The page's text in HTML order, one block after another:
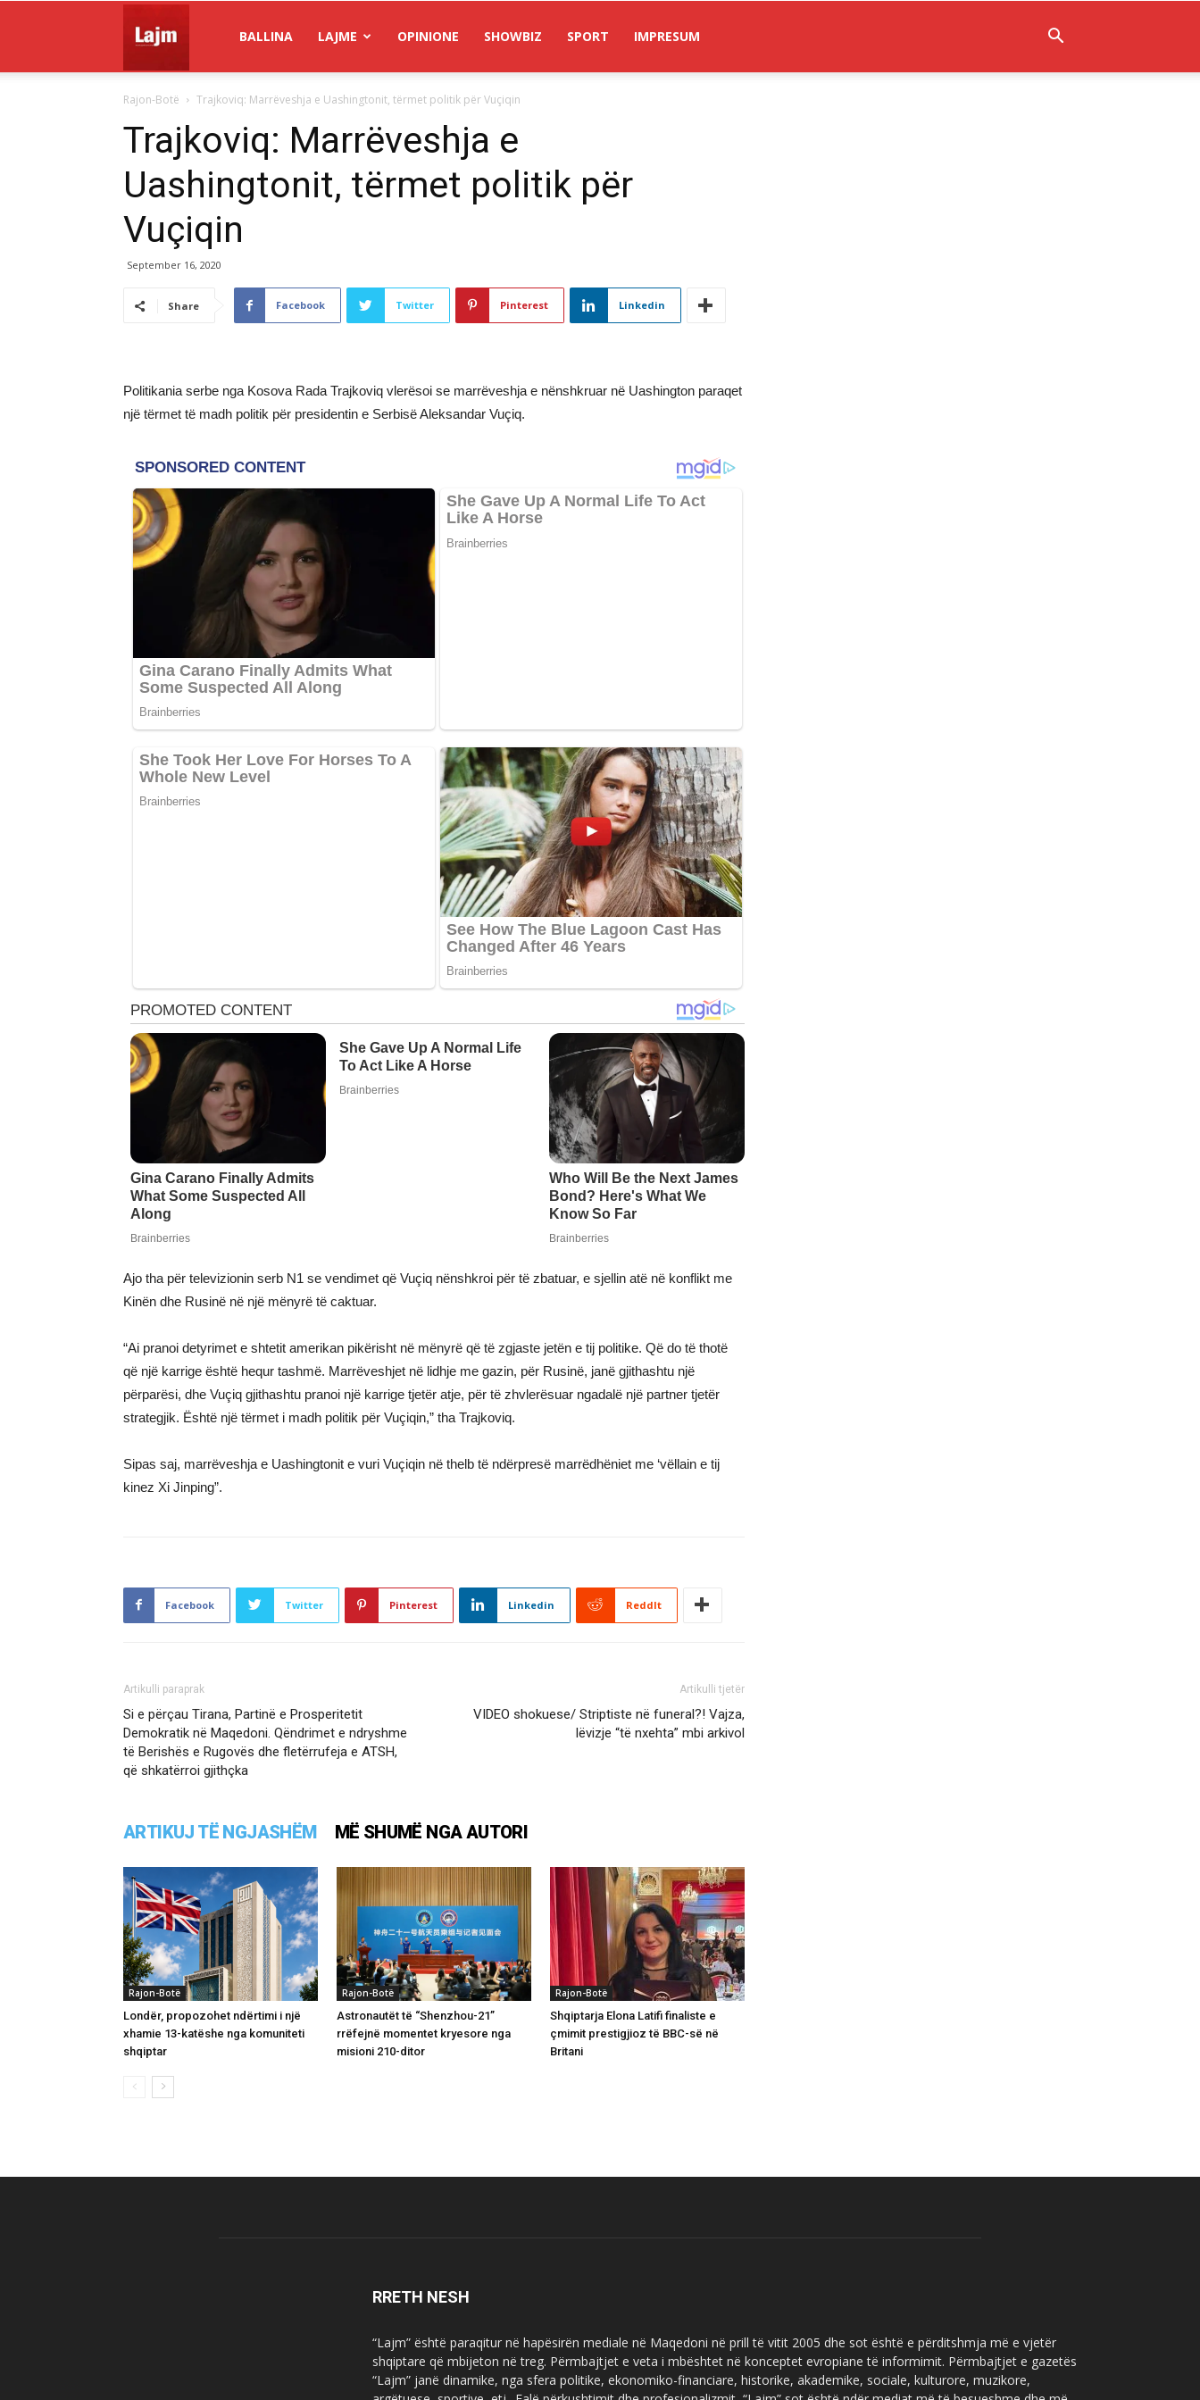
Lajm
BALLINA LAJME OPINIONE SHOWBIZ SPORT IMPRESUM
Rajon-Botë Trajkoviq: Marrëveshja e Uashingtonit, tërmet politik për Vuçiqin
Trajkoviq: Marrëveshja e
Uashingtonit, tërmet politik për
Vuçiqin
September 16, 2020
Share Facebook Twitter Pinterest Linkedin
Politikania serbe nga Kosova Rada Trajkoviq vlerësoi se marrëveshja e nënshkruar në Uashington paraqet
një tërmet të madh politik për presidentin e Serbisë Aleksandar Vuçiq.
Ajo tha për televizionin serb N1 se vendimet që Vuçiq nënshkroi për të zbatuar, e sjellin atë në konflikt me
Kinën dhe Rusinë në një mënyrë të caktuar.
“Ai pranoi detyrimet e shtetit amerikan pikërisht në mënyrë që të zgjaste jetën e tij politike. Që do të thotë
që një karrige është hequr tashmë. Marrëveshjet në lidhje me gazin, për Rusinë, janë gjithashtu një
përparësi, dhe Vuçiq gjithashtu pranoi një karrige tjetër atje, për të zhvlerësuar ngadalë një partner tjetër
strategjik. Është një tërmet i madh politik për Vuçiqin,” tha Trajkoviq.
Sipas saj, marrëveshja e Uashingtonit e vuri Vuçiqin në thelb të ndërpresë marrëdhëniet me ‘vëllain e tij
kinez Xi Jinping”.
Facebook Twitter Pinterest Linkedin ReddIt
Artikulli paraprak
Si e përçau Tirana, Partinë e Prosperitetit
Demokratik në Maqedoni. Qëndrimet e ndryshme
të Berishës e Rugovës dhe fletërrufeja e ATSH,
që shkatërroi gjithçka
Artikulli tjetër
VIDEO shokuese/ Striptiste në funeral?! Vajza,
lëvizje “të nxehta” mbi arkivol
ARTIKUJ TË NGJASHËM MË SHUMË NGA AUTORI
Rajon-Botë
Londër, propozohet ndërtimi i një
xhamie 13-katëshe nga komuniteti
shqiptar
Rajon-Botë
Astronautët të “Shenzhou-21”
rrëfejnë momentet kryesore nga
misioni 210-ditor
Rajon-Botë
Shqiptarja Elona Latifi finaliste e
çmimit prestigjioz të BBC-së në
Britani
RRETH NESH
“Lajm” është paraqitur në hapësirën mediale në Maqedoni në prill të vitit 2005 dhe sot është e përditshmja më e vjetër
shqiptare që mbijeton në treg. Përmbajtjet e veta i mbështet në konceptet evropiane të informimit. Përmbajtjet e gazetës
“Lajm” janë dinamike, nga sfera politike, ekonomiko-financiare, historike, akademike, sociale, kulturore, muzikore,